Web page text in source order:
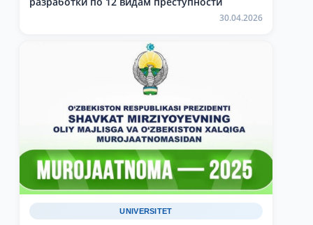
30.04.2026
UNIVERSITET